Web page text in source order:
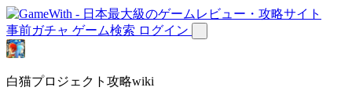
事前ガチャ ゲーム検索 ログイン
白猫プロジェクト攻略wiki